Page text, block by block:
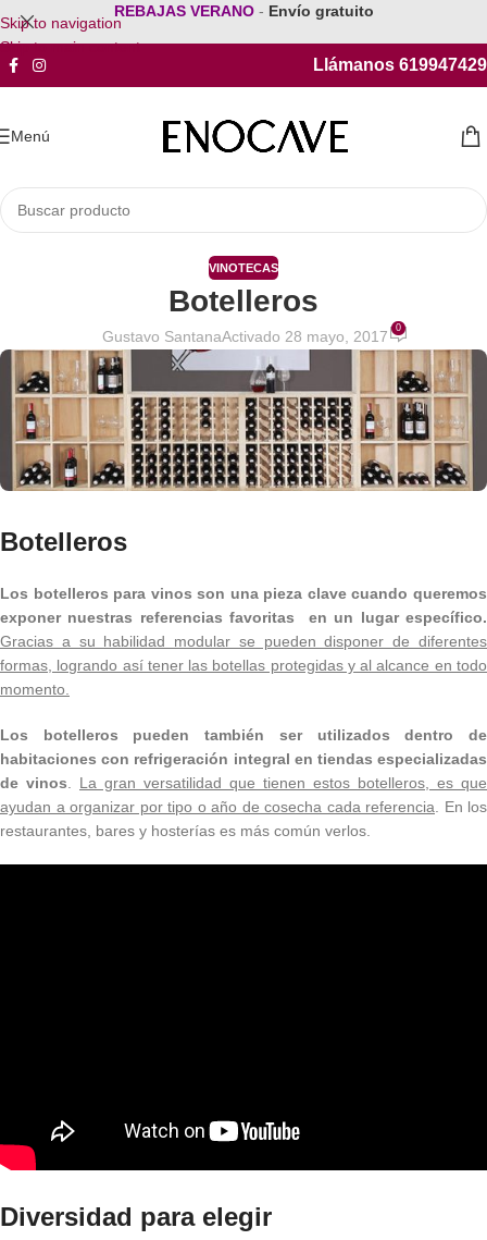
Skip to navigation
Skip to main content
REBAJAS VERANO - Envío gratuito
Llámanos 619947429
Menú
VINOTECAS
Botelleros
Gustavo SantanaActivado 28 mayo, 2017 0
Botelleros
Los botelleros para vinos son una pieza clave cuando queremos
exponer nuestras referencias favoritas en un lugar específico.
Gracias a su habilidad modular se pueden disponer de diferentes
formas, logrando así tener las botellas protegidas y al alcance en todo
momento.
Los botelleros pueden también ser utilizados dentro de
habitaciones con refrigeración integral en tiendas especializadas
de vinos
La gran versatilidad que tienen estos botelleros, es que
ayudan a organizar por tipo o año de cosecha cada referencia . En los
restaurantes, bares y hosterías es más común verlos.
Diversidad para elegir